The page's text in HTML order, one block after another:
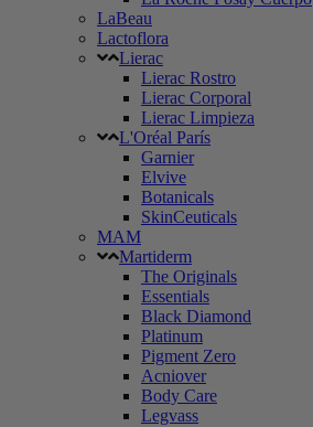
LaBeau
Lactoflora
Lierac
Lierac Rostro
Lierac Corporal
Lierac Limpieza
L'Oréal París
Garnier
Elvive
Botanicals
SkinCeuticals
MAM
Martiderm
The Originals
Essentials
Black Diamond
Platinum
Pigment Zero
Acniover
Body Care
Legvass